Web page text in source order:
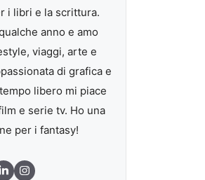
i libri e la scrittura.
anno e amo
viaggi, arte e
di grafica e
libero mi piace
e serie tv. Ho una
per i fantasy!